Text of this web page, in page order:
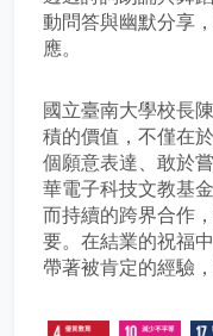
動問答與幽默分享
應。
國立臺南大學校長
積的價值，不僅在
個願意表達、敢於
華電子科技文教基
而持續的跨界合作
要。在結業的祝福
帶著被肯定的經驗